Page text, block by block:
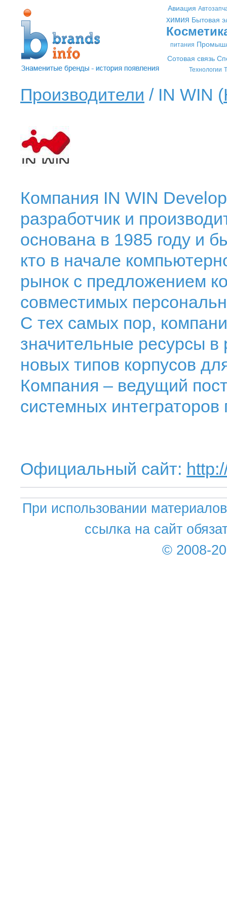
Авиация
химия Бытовая
питания
Сотовая связь
Технологии
Производители / IN WIN (
Компания IN WIN
разработчик и
основана в 1985 году и
кто в начале
рынок с предложением
совместимых
С тех самых пор,
значительные ресурсы в
новых типов корпусов
Компания – ведущий
системных
Официальный сайт:
При использовании
ссылка на сайт
© 2008-